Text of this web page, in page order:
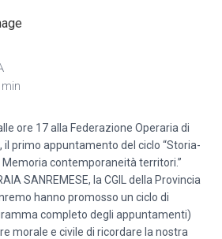
min
ore 17 alla Federazione Operaria di
il primo appuntamento del ciclo “Storia-
Memoria contemporaneità territori.”
SANREMESE, la CGIL della Provincia
hanno promosso un ciclo di
completo degli appuntamenti)
morale e civile di ricordare la nostra